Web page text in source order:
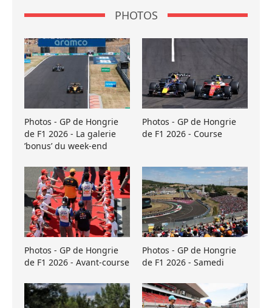
PHOTOS
Photos - GP de Hongrie
de F1 2026 - La galerie
’bonus’ du week-end
Photos - GP de Hongrie
de F1 2026 - Course
Photos - GP de Hongrie
de F1 2026 - Avant-course
Photos - GP de Hongrie
de F1 2026 - Samedi